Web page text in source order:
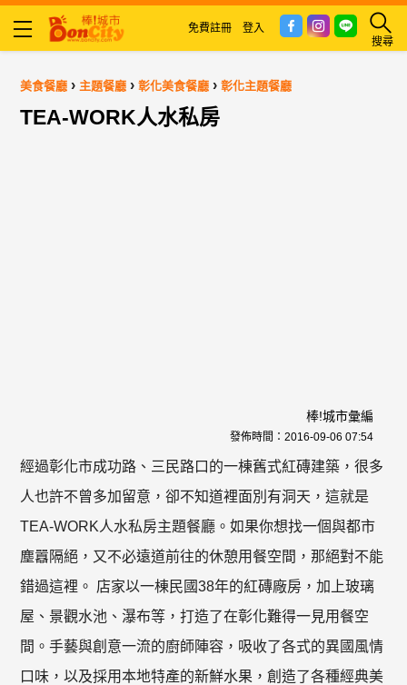
搜尋
免費註冊 登入
美食餐廳 › 主題餐廳 ›彰化美食餐廳 ›彰化主題餐廳
TEA-WORK人水私房
棒!城市彙編
發佈時間： 2016-09-06 07:54
經過彰化市成功路、三民路口的一棟舊式紅磚建築，很多
人也許不曾多加留意，卻不知道裡面別有洞天，這就是
TEA-WORK人水私房主題餐廳。如果你想找一個與都市
塵囂隔絕，又不必遠道前往的休憩用餐空間，那絕對不能
錯過這裡。 店家以一棟民國38年的紅磚廠房，加上玻璃
屋、景觀水池、瀑布等，打造了在彰化難得一見用餐空
間。手藝與創意一流的廚師陣容，吸收了各式的異國風情
口味，以及採用本地特產的新鮮水果，創造了各種經典美